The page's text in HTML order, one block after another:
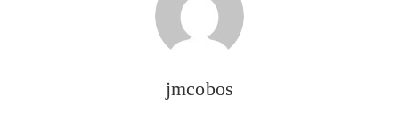
jmcobos